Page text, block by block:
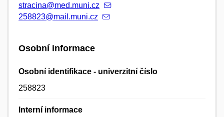
stracina@med.muni.cz
258823@mail.muni.cz
Osobní informace
Osobní identifikace - univerzitní číslo
258823
Interní informace